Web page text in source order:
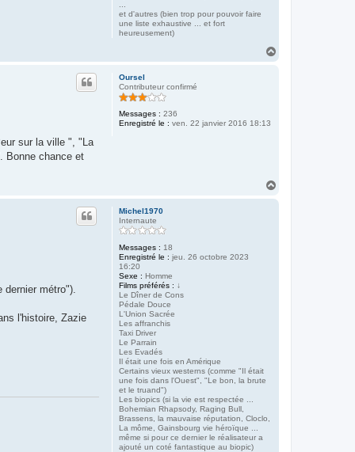
et d'autres (bien trop pour pouvoir faire
une liste exhaustive ... et fort
heureusement)
Oursel
Contributeur confirmé
Messages : 236
Enregistré le : ven. 22 janvier 2016 18:13
sur la ville ", "La
Bonne chance et
Michel1970
Internaute
Messages : 18
Enregistré le : jeu. 26 octobre 2023
16:20
Sexe : Homme
Films préférés : ↓
Le Dîner de Cons
Pédale Douce
L'Union Sacrée
Les affranchis
Taxi Driver
Le Parrain
Les Evadés
Il était une fois en Amérique
Certains vieux westerns (comme "Il était
une fois dans l'Ouest", "Le bon, la brute
et le truand")
Les biopics (si la vie est respectée ...
Bohemian Rhapsody, Raging Bull,
Brassens, la mauvaise réputation, Cloclo,
La môme, Gainsbourg vie héroïque ...
même si pour ce dernier le réalisateur a
ajouté un coté fantastique au biopic)
dernier métro").
l'histoire, Zazie